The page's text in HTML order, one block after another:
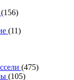
(156)
(11)
(475)
(105)